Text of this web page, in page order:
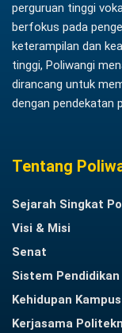
perguruan tinggi
berfokus pada
keterampilan dan
tinggi, Poliwangi
dirancang untuk
dengan pendekatan
Tentang
Sejarah Singkat
Visi & Misi
Senat
Sistem Pendidikan
Kehidupan Kampus
Kerjasama